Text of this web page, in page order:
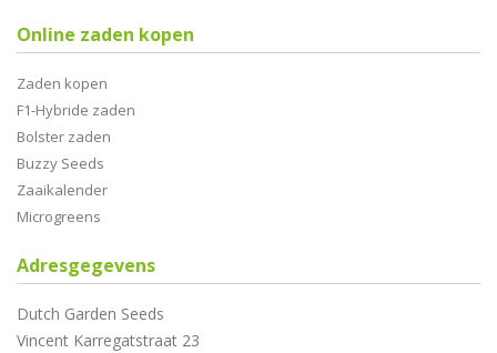
Online zaden kopen
Zaden kopen
F1-Hybride zaden
Bolster zaden
Buzzy Seeds
Zaaikalender
Microgreens
Adresgegevens
Dutch Garden Seeds
Vincent Karregatstraat 23